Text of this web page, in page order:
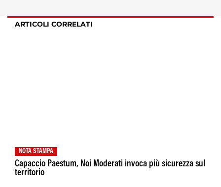
ARTICOLI CORRELATI
NOTA STAMPA
Capaccio Paestum, Noi Moderati invoca più sicurezza sul
territorio